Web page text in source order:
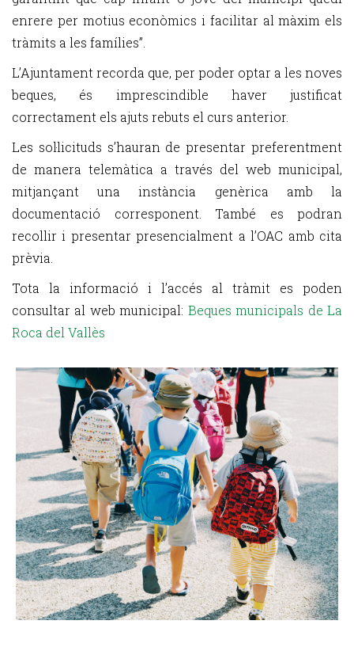
enrere per motius econòmics i facilitar al màxim els
tràmits a les famílies”.
L’Ajuntament recorda que, per poder optar a les noves
beques, és imprescindible haver justificat
correctament els ajuts rebuts el curs anterior.
Les sol·licituds s’hauran de presentar preferentment
de manera telemàtica a través del web municipal,
mitjançant una instància genèrica amb la
documentació corresponent. També es podran
recollir i presentar presencialment a l’OAC amb cita
prèvia.
Tota la informació i l’accés al tràmit es poden
consultar al web municipal: Beques municipals de La
Roca del Vallès